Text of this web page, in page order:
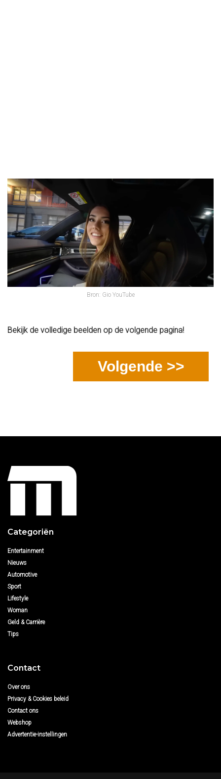
Bron: Gio YouTube
Bekijk de volledige beelden op de volgende pagina!
Volgende >>
Categoriën
Entertainment
Nieuws
Automotive
Sport
Lifestyle
Woman
Geld & Carrière
Tips
Contact
Over ons
Privacy & Cookies beleid
Contact ons
Webshop
Advertentie-instellingen